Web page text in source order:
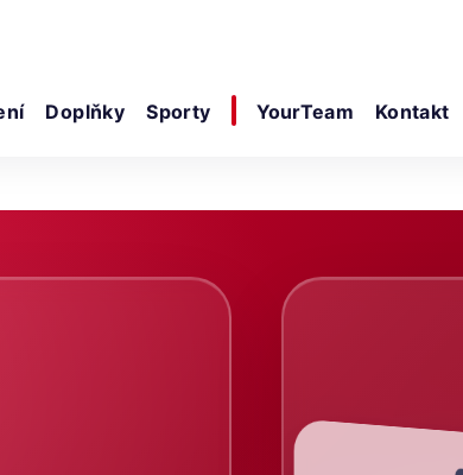
Doplňky Sporty YourTeam Kontakt